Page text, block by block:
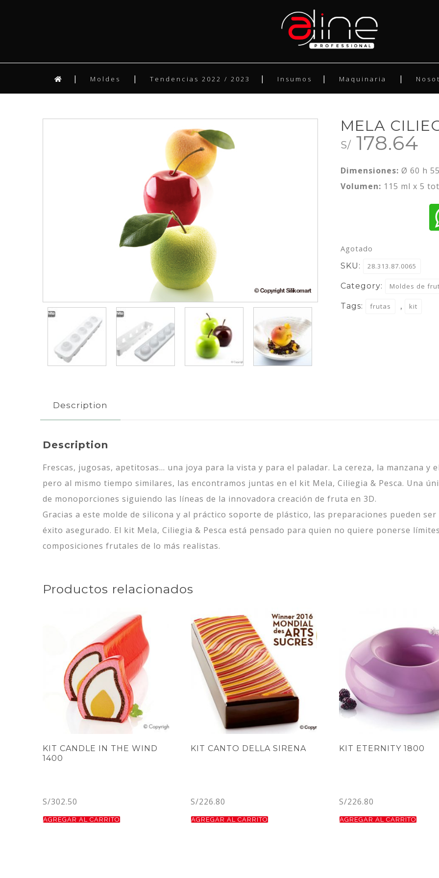
Moldes Tendencias 2022 / 2023 Insumos Maquinaria
MELA
S/ 178.64
Dimensiones: Ø 60 h
Volumen: 115 ml x 5
Agotado
SKU: 28.313.87.0065
Category: Moldes de
Tags: frutas , kit
Description
Description
Frescas, jugosas, apetitosas… una joya para la vista y para el paladar. La cereza, la manzana
pero al mismo tiempo similares, las encontramos juntas en el kit Mela, Ciliegia & Pesca. Una
de monoporciones siguiendo las líneas de la innovadora creación de fruta en 3D.
Gracias a este molde de silicona y al práctico soporte de plástico, las preparaciones pueden
éxito asegurado. El kit Mela, Ciliegia & Pesca está pensado para quien no quiere ponerse
composiciones frutales de lo más realistas.
Productos relacionados
KIT CANDLE IN THE WIND
1400
S/302.50
AGREGAR AL CARRITO
KIT CANTO DELLA SIRENA
S/226.80
AGREGAR AL CARRITO
KIT ETERNITY 1800
S/226.80
AGREGAR AL CARRITO